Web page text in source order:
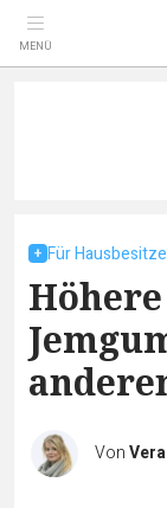
MENÜ
Für
Von